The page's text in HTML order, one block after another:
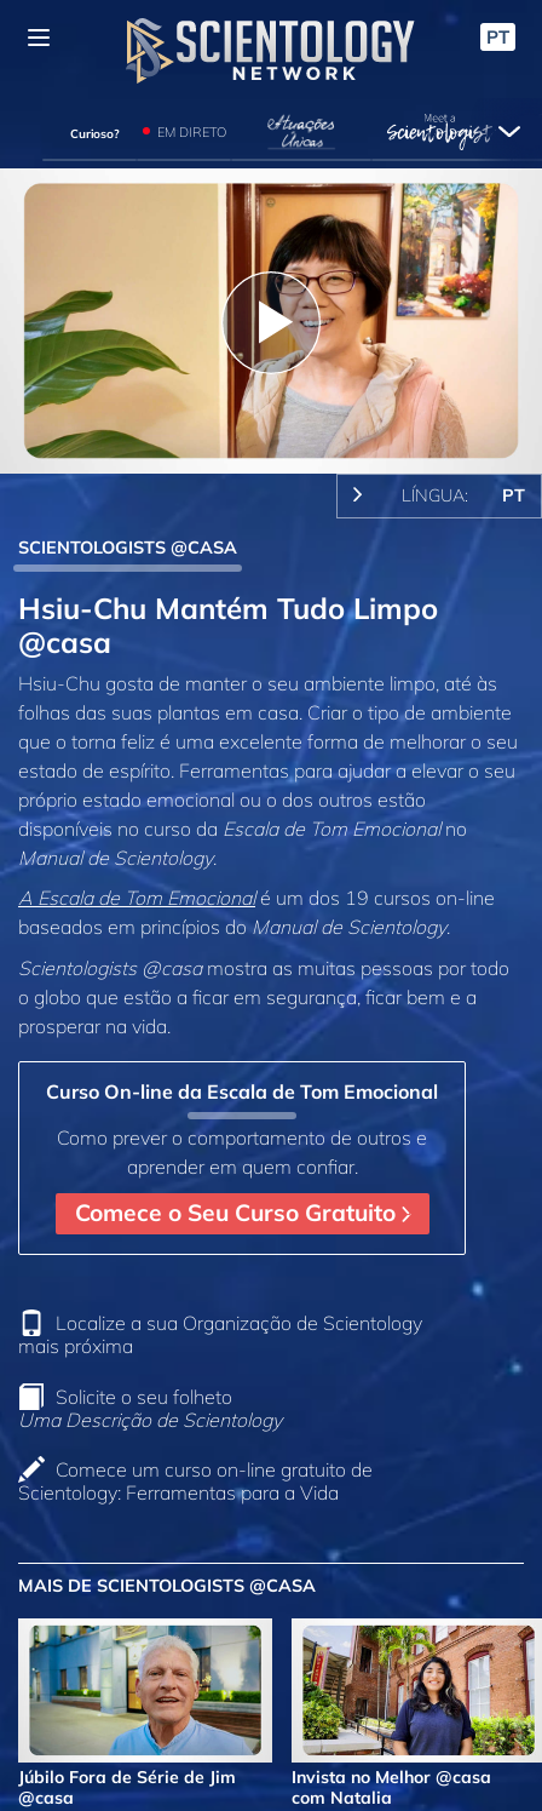
PT
Curioso? EM DIRETO
Play
Video
LÍNGUA: PT
SCIENTOLOGISTS @CASA
Hsiu‑Chu Mantém Tudo Limpo
@casa
Hsiu‑Chu gosta de manter o seu ambiente limpo, até às
folhas das suas plantas em casa. Criar o tipo de ambiente
que o torna feliz é uma excelente forma de melhorar o seu
estado de espírito. Ferramentas para ajudar a elevar o seu
próprio estado emocional ou o dos outros estão
disponíveis no curso da Escala de Tom Emocionalno
Manual de Scientology.
A Escala de Tom Emocionalé um dos 19 cursos on‑line
baseados em princípios do Manual de Scientology.
Scientologists @casamostra as muitas pessoas por todo
o globo que estão a ficar em segurança, ficar bem e a
prosperar na vida.
Curso On‑line da Escala de Tom Emocional
Como prever o comportamento de outros e
aprender em quem confiar.
Comece o Seu Curso Gratuito
Localize a sua Organização de Scientology
mais próxima
Solicite o seu folheto
Uma Descrição de Scientology
Comece um curso on‑line gratuito de
Scientology: Ferramentas para a Vida
MAIS DE SCIENTOLOGISTS @CASA
Júbilo Fora de Série de Jim
@casa
Invista no Melhor @casa
com Natalia